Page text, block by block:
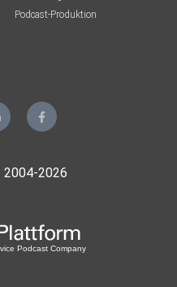
Podcast-Produktion
2026